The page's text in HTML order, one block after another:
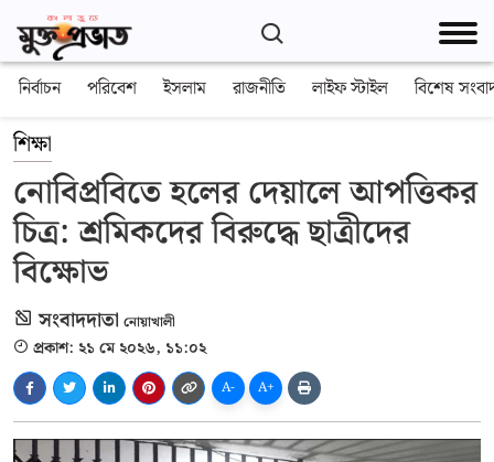
নির্বাচন পরিবেশ ইসলাম রাজনীতি লাইফ স্টাইল বিশেষ
শিক্ষা
নোবিপ্রবিতে হলের দেয়ালে আপত্তিকর
চিত্র: শ্রমিকদের বিরুদ্ধে ছাত্রীদের
বিক্ষোভ
সংবাদদাতা নোয়াখালী
প্রকাশ: ২১ মে ২০২৬, ১১:০২
A- A+